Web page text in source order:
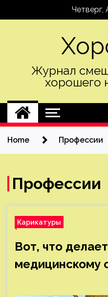
Четверг,
Журнал
хорошего
Home Профессии
Профессии
Карикатуры
Вот, что
медицинскому